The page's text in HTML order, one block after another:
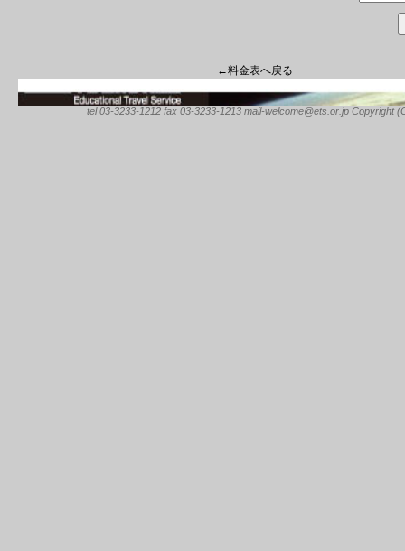
←料金表へ戻る
tel 03-3233-1212 fax 03-3233-1213 mail-welcome@ets.or.jp Copyright